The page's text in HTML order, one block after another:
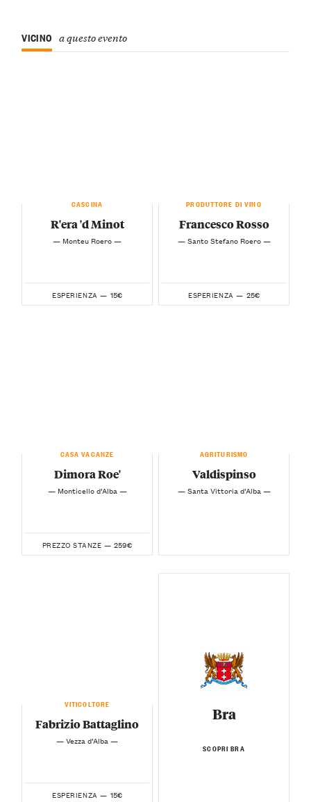
VICINO a questo evento
CASCINA
R'era 'd Minot
— Monteu Roero —
ESPERIENZA — 15€
PRODUTTORE DI VINO
Francesco Rosso
— Santo Stefano Roero —
ESPERIENZA — 25€
CASA VACANZE
Dimora Roe'
— Monticello d’Alba —
PREZZO STANZE — 259€
AGRITURISMO
Valdispinso
— Santa Vittoria d’Alba —
VITICOLTORE
Fabrizio Battaglino
— Vezza d’Alba —
ESPERIENZA — 15€
Bra
SCOPRI BRA